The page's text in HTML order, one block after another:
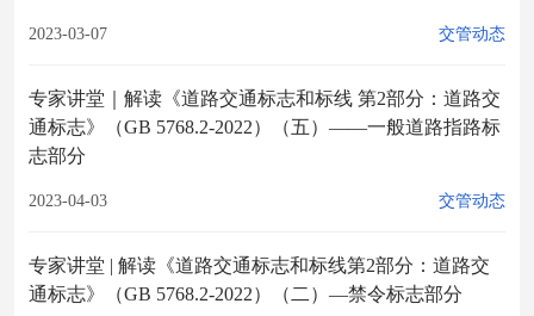
2023-03-07 交管动态
专家讲堂｜解读《道路交通标志和标线 第2部分：道路交
通标志》（GB 5768.2-2022）（五）——一般道路指路标
志部分
2023-04-03 交管动态
专家讲堂 | 解读《道路交通标志和标线第2部分：道路交
通标志》（GB 5768.2-2022）（二）—禁令标志部分